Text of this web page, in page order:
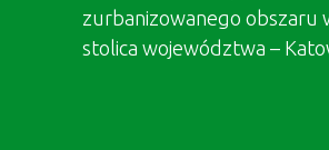
zurbanizowanego obszaru
stolica województwa –